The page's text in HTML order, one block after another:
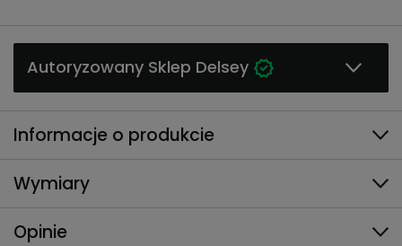
Autoryzowany Sklep Delsey
Informacje o produkcie
Wymiary
Opinie